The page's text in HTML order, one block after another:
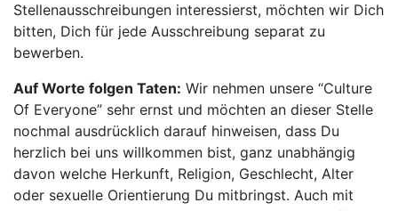
Stellenausschreibungen interessierst, möchten wir Dich
bitten, Dich für jede Ausschreibung separat zu
bewerben.
Auf Worte folgen Taten: Wir nehmen unsere “Culture
Of Everyone” sehr ernst und möchten an dieser Stelle
nochmal ausdrücklich darauf hinweisen, dass Du
herzlich bei uns willkommen bist, ganz unabhängig
davon welche Herkunft, Religion, Geschlecht, Alter
oder sexuelle Orientierung Du mitbringst. Auch mit